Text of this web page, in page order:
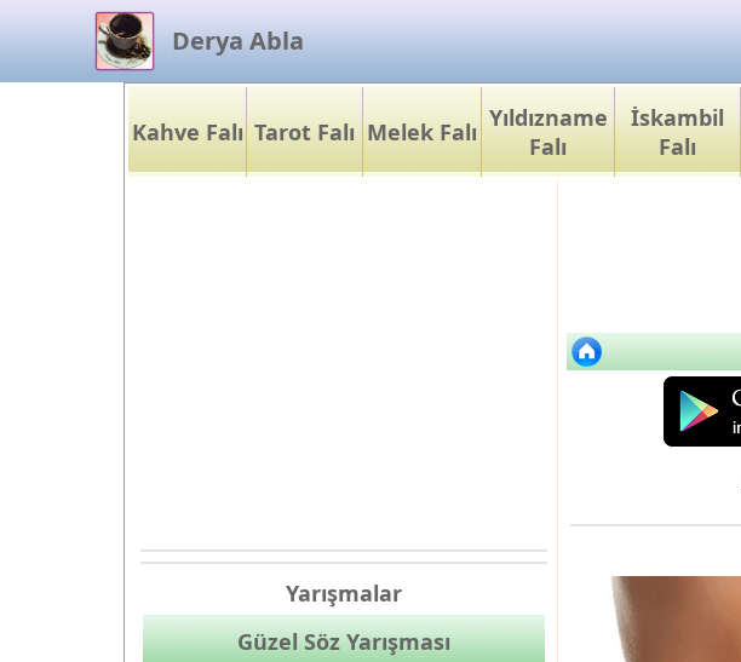
Derya Abla
Kahve Falı Tarot Falı Melek Falı Yıldızname
Falı
İskambil
Falı
Yarışmalar
Güzel Söz Yarışması